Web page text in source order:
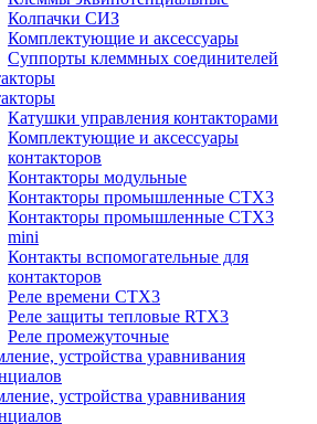
Колпачки СИЗ
Комплектующие и аксессуары
Суппорты клеммных соединителей
Катушки управления контакторами
Комплектующие и аксессуары
контакторов
Контакторы модульные
Контакторы промышленные CTX3
Контакторы промышленные CTX3
mini
Контакты вспомогательные для
контакторов
Реле времени CTX3
Реле защиты тепловые RTX3
Реле промежуточные
устройства уравнивания
устройства уравнивания